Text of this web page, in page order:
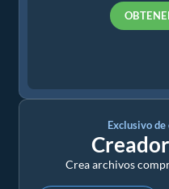
Exclusivo
Crea archivos